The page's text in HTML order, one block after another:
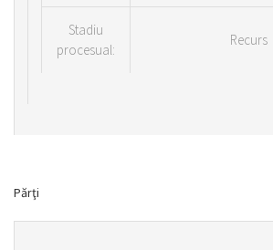
Stadiu
procesual:
Recurs
Părţi